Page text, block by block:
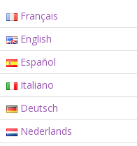
Français
English
Español
Italiano
Deutsch
Nederlands